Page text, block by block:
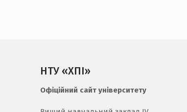
НТУ «ХПІ»
Офіційний сайт університету